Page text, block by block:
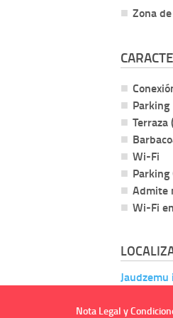
Zona
Parking
Terraza
Wi-Fi
Admite
Wi-Fi
Nota Legal y